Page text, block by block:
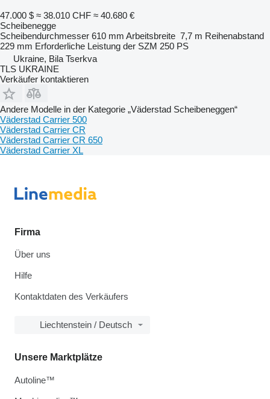
47.000 $ ≈ 38.010 CHF ≈ 40.680 €
Scheibenegge
Scheibendurchmesser 610 mm Arbeitsbreite 7,7 m Reihenabstand
229 mm Erforderliche Leistung der SZM 250 PS
Ukraine, Bila Tserkva
TLS UKRAINE
Verkäufer kontaktieren
Andere Modelle in der Kategorie „Väderstad Scheibeneggen“
Väderstad Carrier 500
Väderstad Carrier CR
Väderstad Carrier CR 650
Väderstad Carrier XL
Firma
Über uns
Hilfe
Kontaktdaten des Verkäufers
Liechtenstein / Deutsch
Unsere Marktplätze
Autoline™